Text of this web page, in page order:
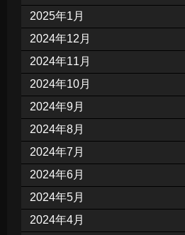
2025年1月
2024年12月
2024年11月
2024年10月
2024年9月
2024年8月
2024年7月
2024年6月
2024年5月
2024年4月